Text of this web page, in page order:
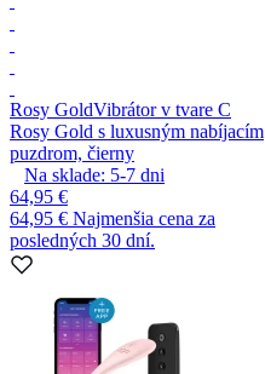
Rosy GoldVibrátor v tvare C
Rosy Gold s luxusným nabíjacím
puzdrom, čierny
Na sklade: 5-7 dni
64,95 €
64,95 € Najmenšia cena za
posledných 30 dní.